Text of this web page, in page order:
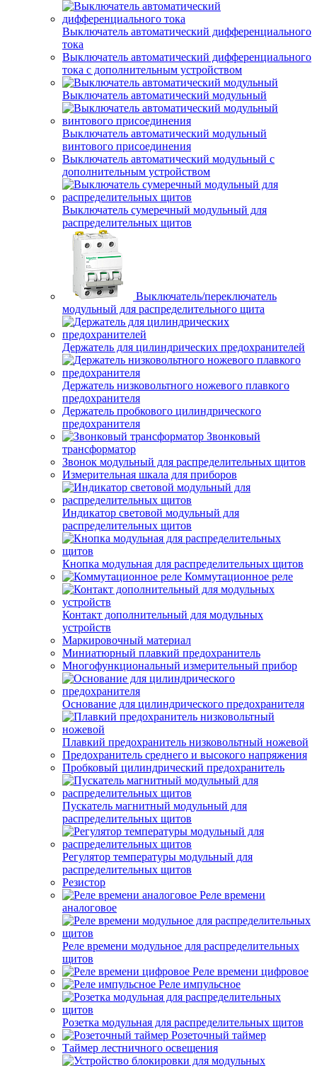
Выключатель автоматический дифференциального
тока
Выключатель автоматический дифференциального
тока с дополнительным устройством
Выключатель автоматический модульный
Выключатель автоматический модульный
винтового присоединения
Выключатель автоматический модульный с
дополнительным устройством
Выключатель сумеречный модульный для
распределительных щитов
Выключатель/переключатель
модульный для распределительного щита
Держатель для цилиндрических предохранителей
Держатель низковольтного ножевого плавкого
предохранителя
Держатель пробкового цилиндрического
предохранителя
Звонковый
трансформатор
Звонок модульный для распределительных щитов
Измерительная шкала для приборов
Индикатор световой модульный для
распределительных щитов
Кнопка модульная для распределительных щитов
Коммутационное реле
Контакт дополнительный для модульных
устройств
Маркировочный материал
Миниатюрный плавкий предохранитель
Многофункциональный измерительный прибор
Основание для цилиндрического предохранителя
Плавкий предохранитель низковольтный ножевой
Предохранитель среднего и высокого напряжения
Пробковый цилиндрический предохранитель
Пускатель магнитный модульный для
распределительных щитов
Регулятор температуры модульный для
распределительных щитов
Резистор
Реле времени
аналоговое
Реле времени модульное для распределительных
щитов
Реле времени цифровое
Реле импульсное
Розетка модульная для распределительных щитов
Розеточный таймер
Таймер лестничного освещения